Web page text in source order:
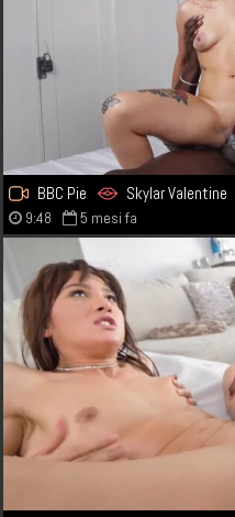
BBC Pie Skylar Valentine
9:48 5 mesi fa